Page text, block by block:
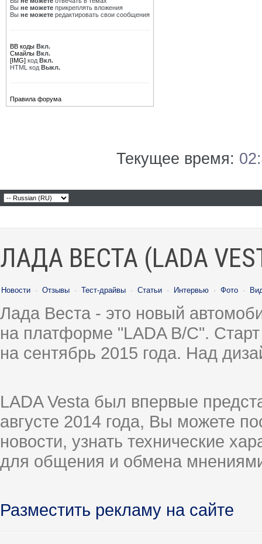
Вы не можете прикреплять вложения
Вы не можете редактировать свои сообщения
BB коды Вкл.
Смайлы Вкл.
[IMG] код Вкл.
HTML код Выкл.
Правила форума
Текущее время:
ЛАДА ВЕСТА (LADA
Новости · Отзывы · Тест-драйвы · Статьи · Интервью · Фото ·
Лада Веста - это новый
на платформе "LADA B/C".
на сентябрь 2015 года. Над
LADA Vesta был впервые
августе 2014 года, Вы можете
новости, узнать технические
для общения и обмена
Разместить рекламу на сайте